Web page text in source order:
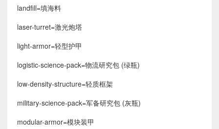
landfill=填海料
laser-turret=激光炮塔
light-armor=轻型护甲
logistic-science-pack=物流研究包 (绿瓶)
low-density-structure=轻质框架
military-science-pack=军备研究包 (灰瓶)
modular-armor=模块装甲